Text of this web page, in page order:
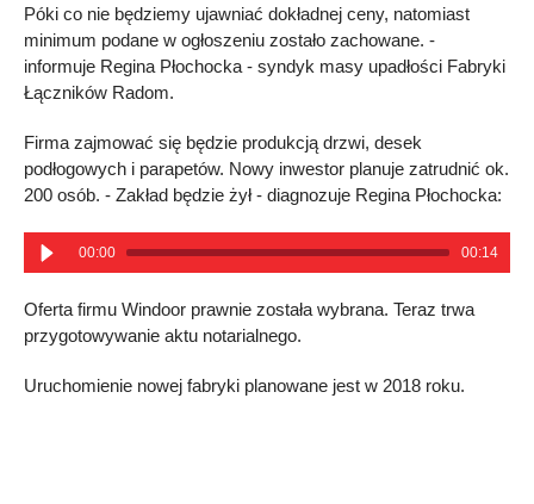
Póki co nie będziemy ujawniać dokładnej ceny, natomiast
minimum podane w ogłoszeniu zostało zachowane. -
informuje Regina Płochocka - syndyk masy upadłości Fabryki
Łączników Radom.
Firma zajmować się będzie produkcją drzwi, desek
podłogowych i parapetów. Nowy inwestor planuje zatrudnić ok.
200 osób. - Zakład będzie żył - diagnozuje Regina Płochocka:
00:00 00:14
Oferta firmu Windoor prawnie została wybrana. Teraz trwa
przygotowywanie aktu notarialnego.
Uruchomienie nowej fabryki planowane jest w 2018 roku.